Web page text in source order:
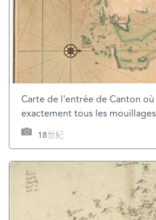
Carte de l'entrée de Canton
exactement tous les
depuis l'isle de Sanciam, les
autres dangers que j'ay pu
18世紀